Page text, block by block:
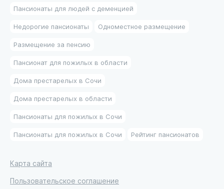
Пансионаты для людей с деменцией
Недорогие пансионаты Одноместное размещение
Размещение за пенсию
Пансионат для пожилых в области
Дома престарелых в Сочи
Дома престарелых в области
Пансионаты для пожилых в Сочи
Пансионаты для пожилых в Сочи Рейтинг пансионатов
Карта сайта
Пользовательское соглашение